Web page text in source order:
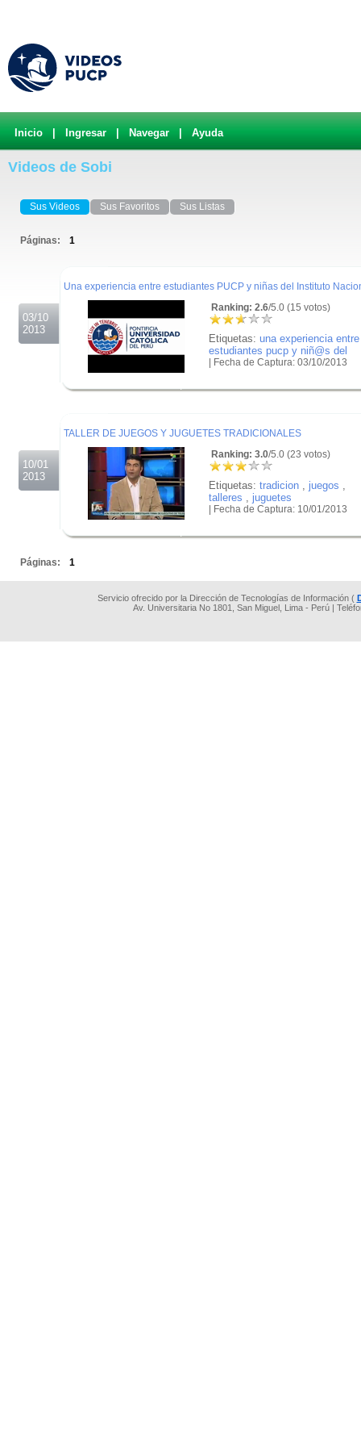
Inicio Ingresar Navegar Ayuda
Videos de Sobi
Sus Videos Sus Favoritos Sus Listas
Páginas: 1
03/10
2013
Una experiencia entre estudiantes PUCP y niñas del Instituto
Ranking: 2.6/5.0 (15 votos)
Etiquetas: una experiencia entre
estudiantes pucp y niñ@s del
| Fecha de Captura: 03/10/2013
10/01
2013
TALLER DE JUEGOS Y JUGUETES TRADICIONALES
Ranking: 3.0/5.0 (23 votos)
Etiquetas: tradicion juegos
talleres
juguetes
| Fecha de Captura: 10/01/2013
Páginas: 1
Servicio ofrecido por la Dirección de Tecnologías de Información (
Av. Universitaria No 1801, San Miguel, Lima - Perú |